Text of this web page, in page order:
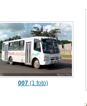
007(1 foto)